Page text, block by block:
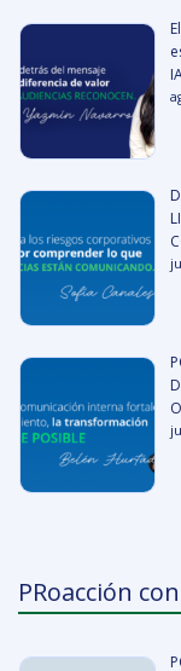
PRoacción